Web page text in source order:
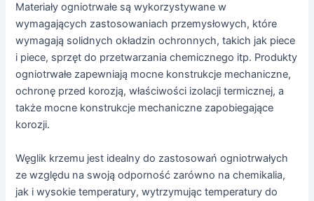
Materiały ogniotrwałe są wykorzystywane w
wymagających zastosowaniach przemysłowych, które
wymagają solidnych okładzin ochronnych, takich jak piece
i piece, sprzęt do przetwarzania chemicznego itp. Produkty
ogniotrwałe zapewniają mocne konstrukcje mechaniczne,
ochronę przed korozją, właściwości izolacji termicznej, a
także mocne konstrukcje mechaniczne zapobiegające
korozji.
Węglik krzemu jest idealny do zastosowań ogniotrwałych
ze względu na swoją odporność zarówno na chemikalia,
jak i wysokie temperatury, wytrzymując temperatury do